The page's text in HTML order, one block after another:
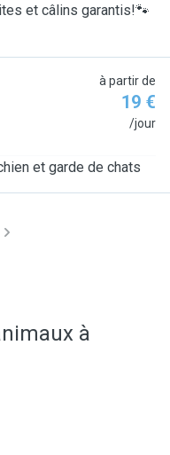
et câlins garantis!🐾
à partir de
19 €
/jour
et garde de chats
à